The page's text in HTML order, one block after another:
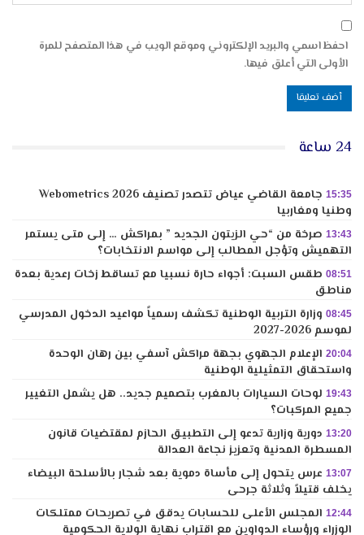
احفظ اسمي والبريد الإلكتروني وموقع الويب في هذا المتصفح للمرة
الأولى التي أعلق فيها.
24 ساعة
15:35
جامعة القاضي عياض تتصدر تصنيف Webometrics 2026
وطنيا ومغاربيا
13:43 صرخة من “حي الزيتون الجديد ” بمراكش … إلى متى يستمر
التهميش وتؤجل المطالب إلى مواسم الانتخابات؟
08:51 طقس السبت: أجواء حارة نسبيا مع تساقط زخات رعدية بعدة
مناطق
08:45 وزارة التربية الوطنية تكشف رسمياً مواعيد الدخول المدرسي
لموسم 2026-2027
20:04 الإعلام الجهوي بجهة مراكش آسفي بين رهان الوحدة
واستحقاق التمثيلية الوطنية
19:43 لوحات السيارات بالمغرب بتصميم جديد.. هل يشمل التغيير
جميع المركبات؟
13:20 دورية وزارية تدعو إلى التطبيق الحازم لمقتضيات قانون
المسطرة المدنية وتعزيز نجاعة العدالة
13:07 عرس يتحول إلى مأساة دموية بعد شجار بالأسلحة البيضاء
يخلف قتيلاً وثلاثة جرحى
12:44 المجلس الأعلى للحسابات يدقق في تصريحات ممتلكات
الوزراء ورؤساء الدواوين مع اقتراب نهاية الولاية الحكومية